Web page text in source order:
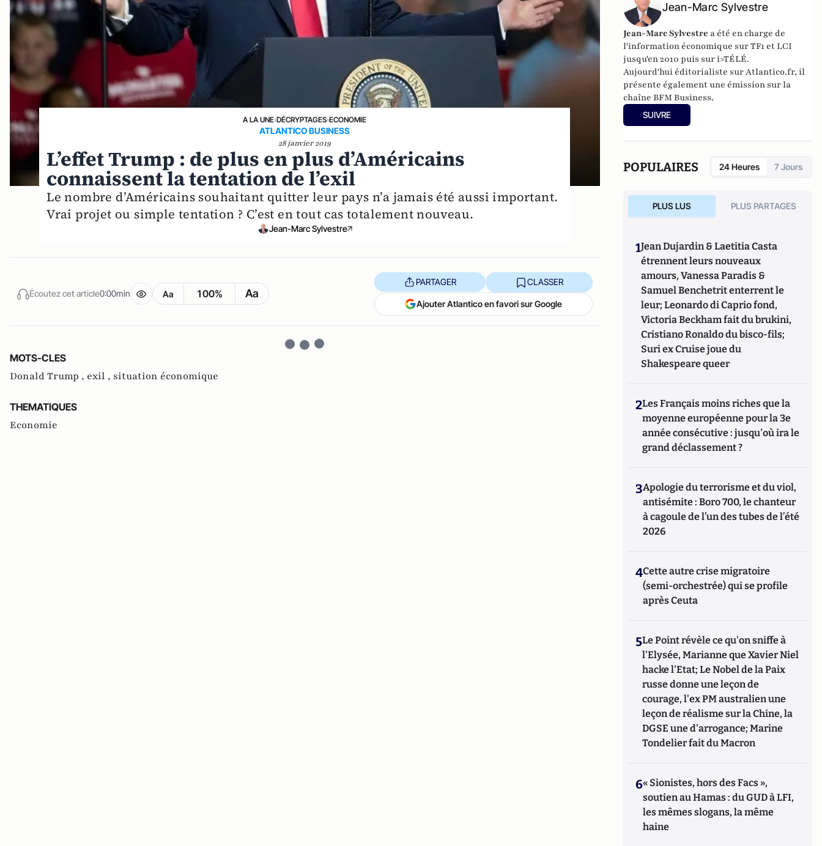
A LA UNE›DÉCRYPTAGES›ECONOMIE
ATLANTICO BUSINESS
28 janvier 2019
L’effet Trump : de plus en plus d’Américains
connaissent la tentation de l’exil
Le nombre d’Américains souhaitant quitter leur pays n’a jamais été aussi important.
Vrai projet ou simple tentation ? C’est en tout cas totalement nouveau.
Jean-Marc Sylvestre
Écoutez cet article0:00min Aa 100% Aa
PARTAGER CLASSER
Ajouter Atlantico en favori sur Google
MOTS-CLES
Donald Trump , exil , situation économique
THEMATIQUES
Economie
Jean-Marc Sylvestre
Jean-Marc Sylvestre a été en charge de
l'information économique sur TF1 et LCI
jusqu'en 2010 puis sur i>TÉLÉ.
Aujourd'hui éditorialiste sur Atlantico.fr, il
présente également une émission sur la
chaîne BFM Business.
SUIVRE
POPULAIRES 24 Heures 7 Jours
PLUS LUS PLUS PARTAGES
1Jean Dujardin & Laetitia Casta
étrennent leurs nouveaux
amours, Vanessa Paradis &
Samuel Benchetrit enterrent le
leur; Leonardo di Caprio fond,
Victoria Beckham fait du brukini,
Cristiano Ronaldo du bisco-fils;
Suri ex Cruise joue du
Shakespeare queer
2Les Français moins riches que la
moyenne européenne pour la 3e
année consécutive : jusqu'où ira le
grand déclassement ?
3Apologie du terrorisme et du viol,
antisémite : Boro 700, le chanteur
à cagoule de l’un des tubes de l’été
2026
4Cette autre crise migratoire
(semi-orchestrée) qui se profile
après Ceuta
5Le Point révèle ce qu'on sniffe à
l'Elysée, Marianne que Xavier Niel
hacke l'Etat; Le Nobel de la Paix
russe donne une leçon de
courage, l'ex PM australien une
leçon de réalisme sur la Chine, la
DGSE une d'arrogance; Marine
Tondelier fait du Macron
6« Sionistes, hors des Facs »,
soutien au Hamas : du GUD à LFI,
les mêmes slogans, la même
haine